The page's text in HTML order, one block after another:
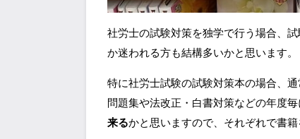
社労士の試験対策を独学で行う場合、
か迷われる方も結構多いかと思います。
特に社労士試験の試験対策本の場合、
問題集や法改正・白書対策などの年度毎
来るかと思いますので、それぞれで書